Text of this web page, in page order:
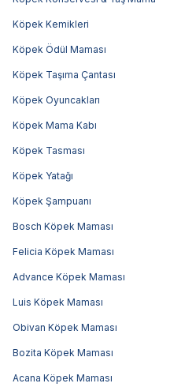
Köpek Kemikleri
Köpek Ödül Maması
Köpek Taşıma Çantası
Köpek Oyuncakları
Köpek Mama Kabı
Köpek Tasması
Köpek Yatağı
Köpek Şampuanı
Bosch Köpek Maması
Felicia Köpek Maması
Advance Köpek Maması
Luis Köpek Maması
Obivan Köpek Maması
Bozita Köpek Maması
Acana Köpek Maması